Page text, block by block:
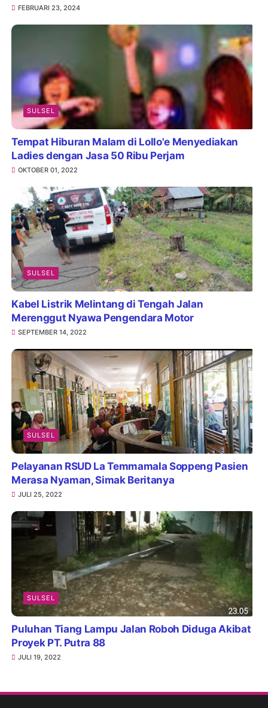
FEBRUARI 23, 2024
SULSEL
Tempat Hiburan Malam di Lollo'e Menyediakan
Ladies dengan Jasa 50 Ribu Perjam
OKTOBER 01, 2022
SULSEL
Kabel Listrik Melintang di Tengah Jalan
Merenggut Nyawa Pengendara Motor
SEPTEMBER 14, 2022
SULSEL
Pelayanan RSUD La Temmamala Soppeng Pasien
Merasa Nyaman, Simak Beritanya
JULI 25, 2022
SULSEL
Puluhan Tiang Lampu Jalan Roboh Diduga Akibat
Proyek PT. Putra 88
JULI 19, 2022